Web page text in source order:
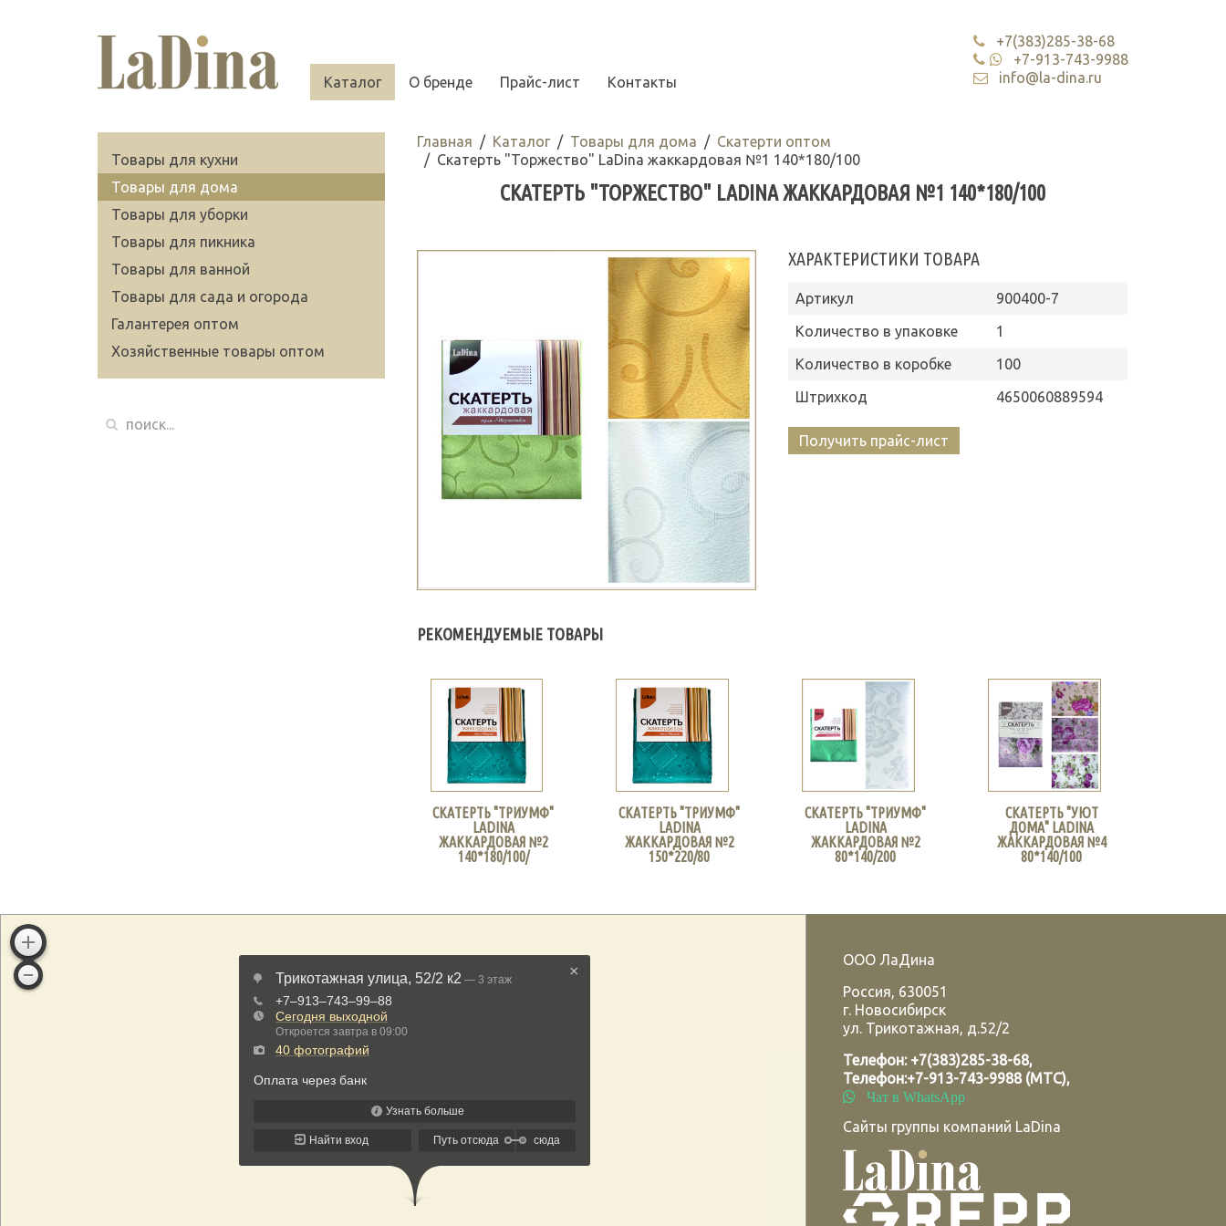
Каталог О бренде Прайс-лист Контакты
+7(383)285-38-68
+7-913-743-9988
info@la-dina.ru
Главная Каталог Товары для дома
Скатерти оптом
Скатерть "Торжество" LaDina жаккардовая №1 140*180/100
СКАТЕРТЬ "ТОРЖЕСТВО" LADINA ЖАККАРДОВАЯ №1 140*180/100
ХАРАКТЕРИСТИКИ ТОВАРА
Артикул
900400-7
Количество в упаковке
1
Количество в коробке
100
Штрихкод
4650060889594
Получить прайс-лист
РЕКОМЕНДУЕМЫЕ ТОВАРЫ
СКАТЕРТЬ "ТРИУМФ"
LADINA
ЖАККАРДОВАЯ №2
140*180/100/
СКАТЕРТЬ "ТРИУМФ"
LADINA
ЖАККАРДОВАЯ №2
150*220/80
СКАТЕРТЬ "ТРИУМФ"
LADINA
ЖАККАРДОВАЯ №2
80*140/200
СКАТЕРТЬ "УЮТ
ДОМА" LADINA
ЖАККАРДОВАЯ №4
80*140/100
Товары для кухни
Товары для дома
Товары для уборки
Товары для пикника
Товары для ванной
Товары для сада и огорода
Галантерея оптом
Хозяйственные товары оптом
ООО ЛаДина
Россия, 630051
г. Новосибирск
ул. Трикотажная, д.52/2
Телефон: +7(383)285-38-68,
Телефон:+7-913-743-9988 (МТС),
Чат в WhatsApp
Сайты группы компаний LaDina